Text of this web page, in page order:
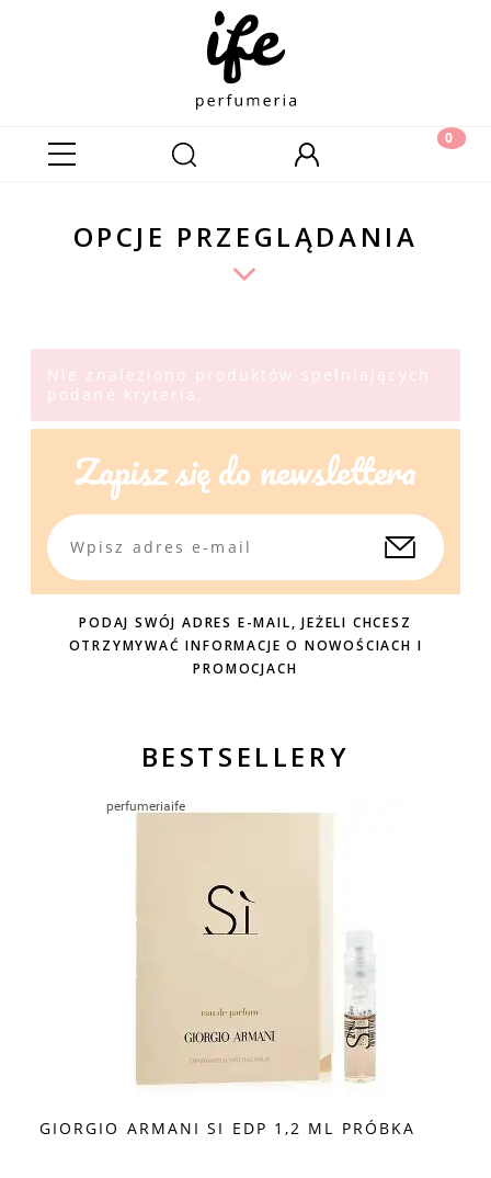
OPCJE PRZEGLĄDANIA
Nie znaleziono produktów spełniających
podane kryteria.
Zapisz się do newslettera
PODAJ SWÓJ ADRES E-MAIL, JEŻELI CHCESZ
OTRZYMYWAĆ INFORMACJE O NOWOŚCIACH I
PROMOCJACH
BESTSELLERY
GIORGIO ARMANI SI EDP 1,2 ML PRÓBKA